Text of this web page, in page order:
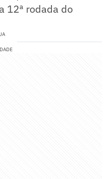
12ª rodada do